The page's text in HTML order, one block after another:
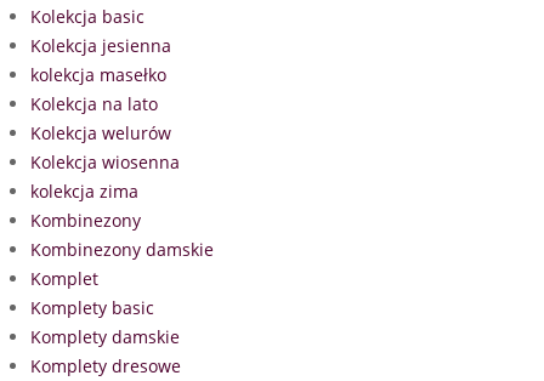
Kolekcja basic
Kolekcja jesienna
kolekcja masełko
Kolekcja na lato
Kolekcja welurów
Kolekcja wiosenna
kolekcja zima
Kombinezony
Kombinezony damskie
Komplet
Komplety basic
Komplety damskie
Komplety dresowe